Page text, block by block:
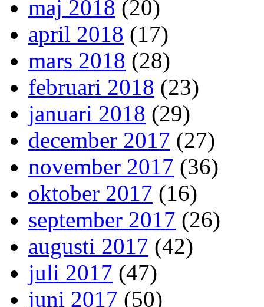
maj 2018 (20)
april 2018 (17)
mars 2018 (28)
februari 2018 (23)
januari 2018 (29)
december 2017 (27)
november 2017 (36)
oktober 2017 (16)
september 2017 (26)
augusti 2017 (42)
juli 2017 (47)
juni 2017 (50)